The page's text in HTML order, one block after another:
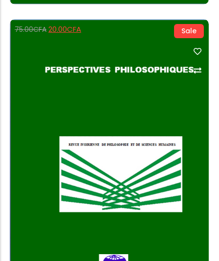
Sale
75.00CFA 20.00CFA
Add to Cart